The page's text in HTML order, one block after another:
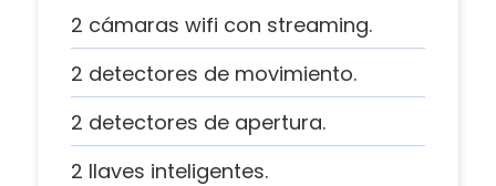
2 cámaras wifi con streaming.
2 detectores de movimiento.
2 detectores de apertura.
2 llaves inteligentes.